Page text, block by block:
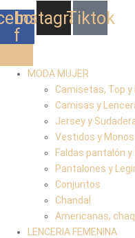
f
Instagram
Tiktok
MODA MUJER
Camisetas, Top y
Camisas y
Jersey y
Vestidos y Monos
Faldas pantalón
Pantalones y
Conjuntos
Chandal
Americanas,
LENCERIA FEMENINA